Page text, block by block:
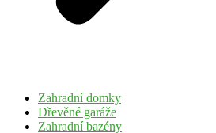
Zahradní domky
Dřevěné garáže
Zahradní bazény